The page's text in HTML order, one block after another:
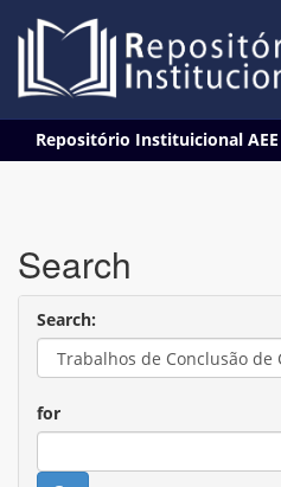
navigation
Repositório Instituicional AEE
Search
Search:
for